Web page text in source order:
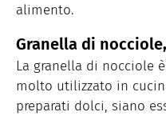
alimento.
Granella di
La granella di nocciole
molto utilizzato in
preparati dolci, siano